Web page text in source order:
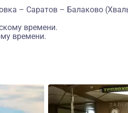
– Саратов – Балаково
времени.
времени.